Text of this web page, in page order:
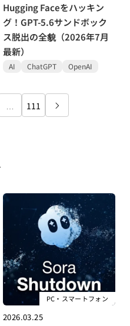
Hugging Faceをハッキン
グ！GPT-5.6サンドボック
ス脱出の全貌（2026年7月
最新）
AI ChatGPT OpenAI
111 
PC・スマートフォン
2026.03.25